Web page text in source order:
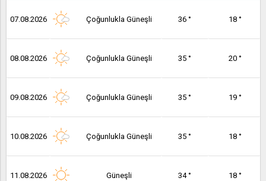
07.08.2026 Çoğunlukla Güneşli 36 ° 18 °
08.08.2026 Çoğunlukla Güneşli 35 ° 20 °
09.08.2026 Çoğunlukla Güneşli 35 ° 19 °
10.08.2026 Çoğunlukla Güneşli 35 ° 18 °
11.08.2026 Güneşli 34 ° 18 °